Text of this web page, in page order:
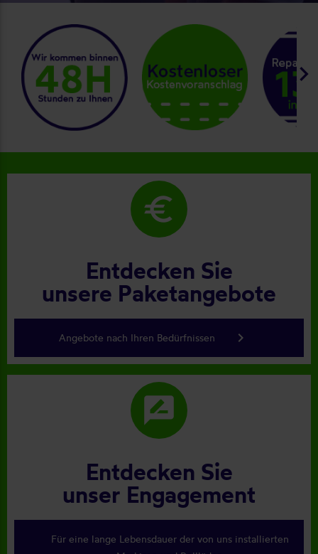
keyboard_arrow_right
euro
Entdecken Sie
unsere Paketangebote
Angebote nach Ihren Bedürfnissen keyboard_arrow_right
rate_review
Entdecken Sie
unser Engagement
Für eine lange Lebensdauer der von uns installierten